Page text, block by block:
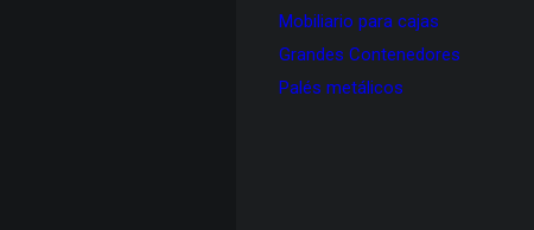
Mobiliario para cajas
Grandes Contenedores
Palés metálicos